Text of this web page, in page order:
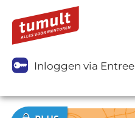
Inloggen via Entree